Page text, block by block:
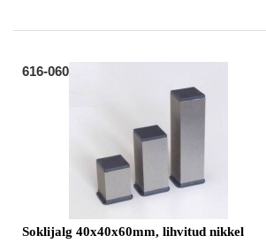
616-060
Soklijalg 40x40x60mm, lihvitud nikkel